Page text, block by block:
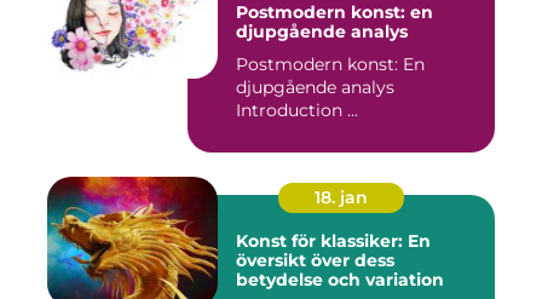
Postmodern konst: en
djupgående analys
Postmodern konst: En
djupgående analys
Introduction ...
18. jan
Konst för klassiker: En
översikt över dess
betydelse och variation